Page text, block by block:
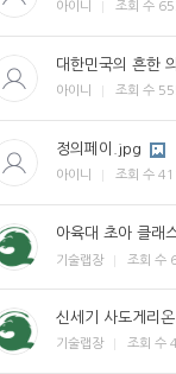
아이니 조회 수
대한민국의 흔한
아이니 조회 수
정의페이.jpg
아이니 조회 수
아육대 초아 클래
기술랩장
조회 수
신세기 사도게리
기술랩장 조회 수